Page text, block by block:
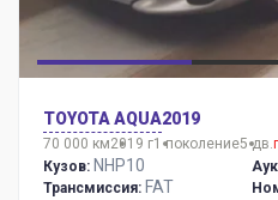
TOYOTA AQUA2019
70 000 км2019 г1 поколение5 дв.
Кузов: NHP10
Трансмиссия: FAT